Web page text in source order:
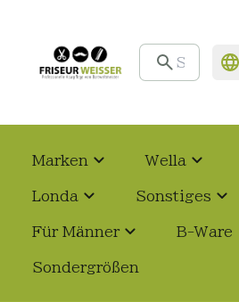
Marken Wella
Londa Sonstiges
Für Männer B-Ware
Sondergrößen